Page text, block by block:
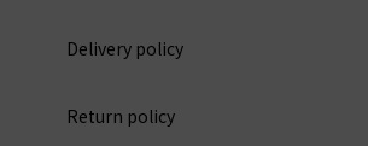
Delivery policy
Return policy